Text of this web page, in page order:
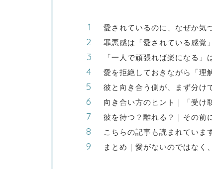
愛されているのに、なぜか気
罪悪感は「愛されている感覚
「一人で頑張れば楽になる」
愛を拒絶しておきながら「理
彼と向き合う側が、まず分け
向き合い方のヒント｜「受け
彼を待つ？離れる？｜その前
こちらの記事も読まれていま
まとめ｜愛がないのではなく